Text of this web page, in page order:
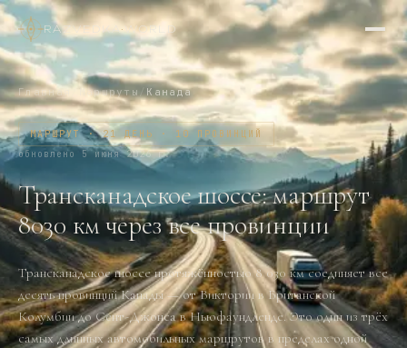
RAZVEDKA · WORLD
Главная Маршруты / Канада
МАРШРУТ · 21 ДЕНЬ · 10 ПРОВИНЦИЙ
обновлено 5 июня 2026 г.
Трансканадское шоссе: маршрут
8030 км через все провинции
Трансканадское шоссе протяжённостью 8 030 км соединяет все
десять провинций Канады — от Виктории в Британской
Колумбии до Сент-Джонса в Ньюфаундленде. Это один из трёх
самых длинных автомобильных маршрутов в пределах одной